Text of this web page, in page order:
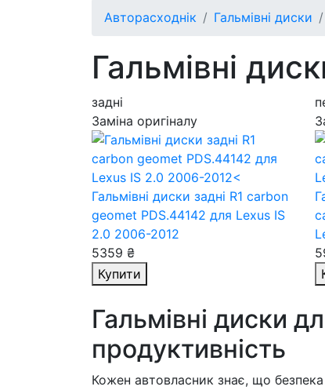
Авторасходнік
Гальмівні диски
Гальмівні
задні
Заміна оригіналу
Гальмівні диски задні R1 carbon
geomet PDS.44142 для Lexus IS
2.0 2006-2012
5359 ₴
Купити
Гальмівні диски
продуктивність
Кожен автовласник знає, що безпека